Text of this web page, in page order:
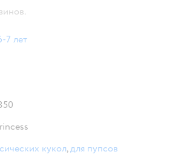
7 лет
кукол,для пупсов